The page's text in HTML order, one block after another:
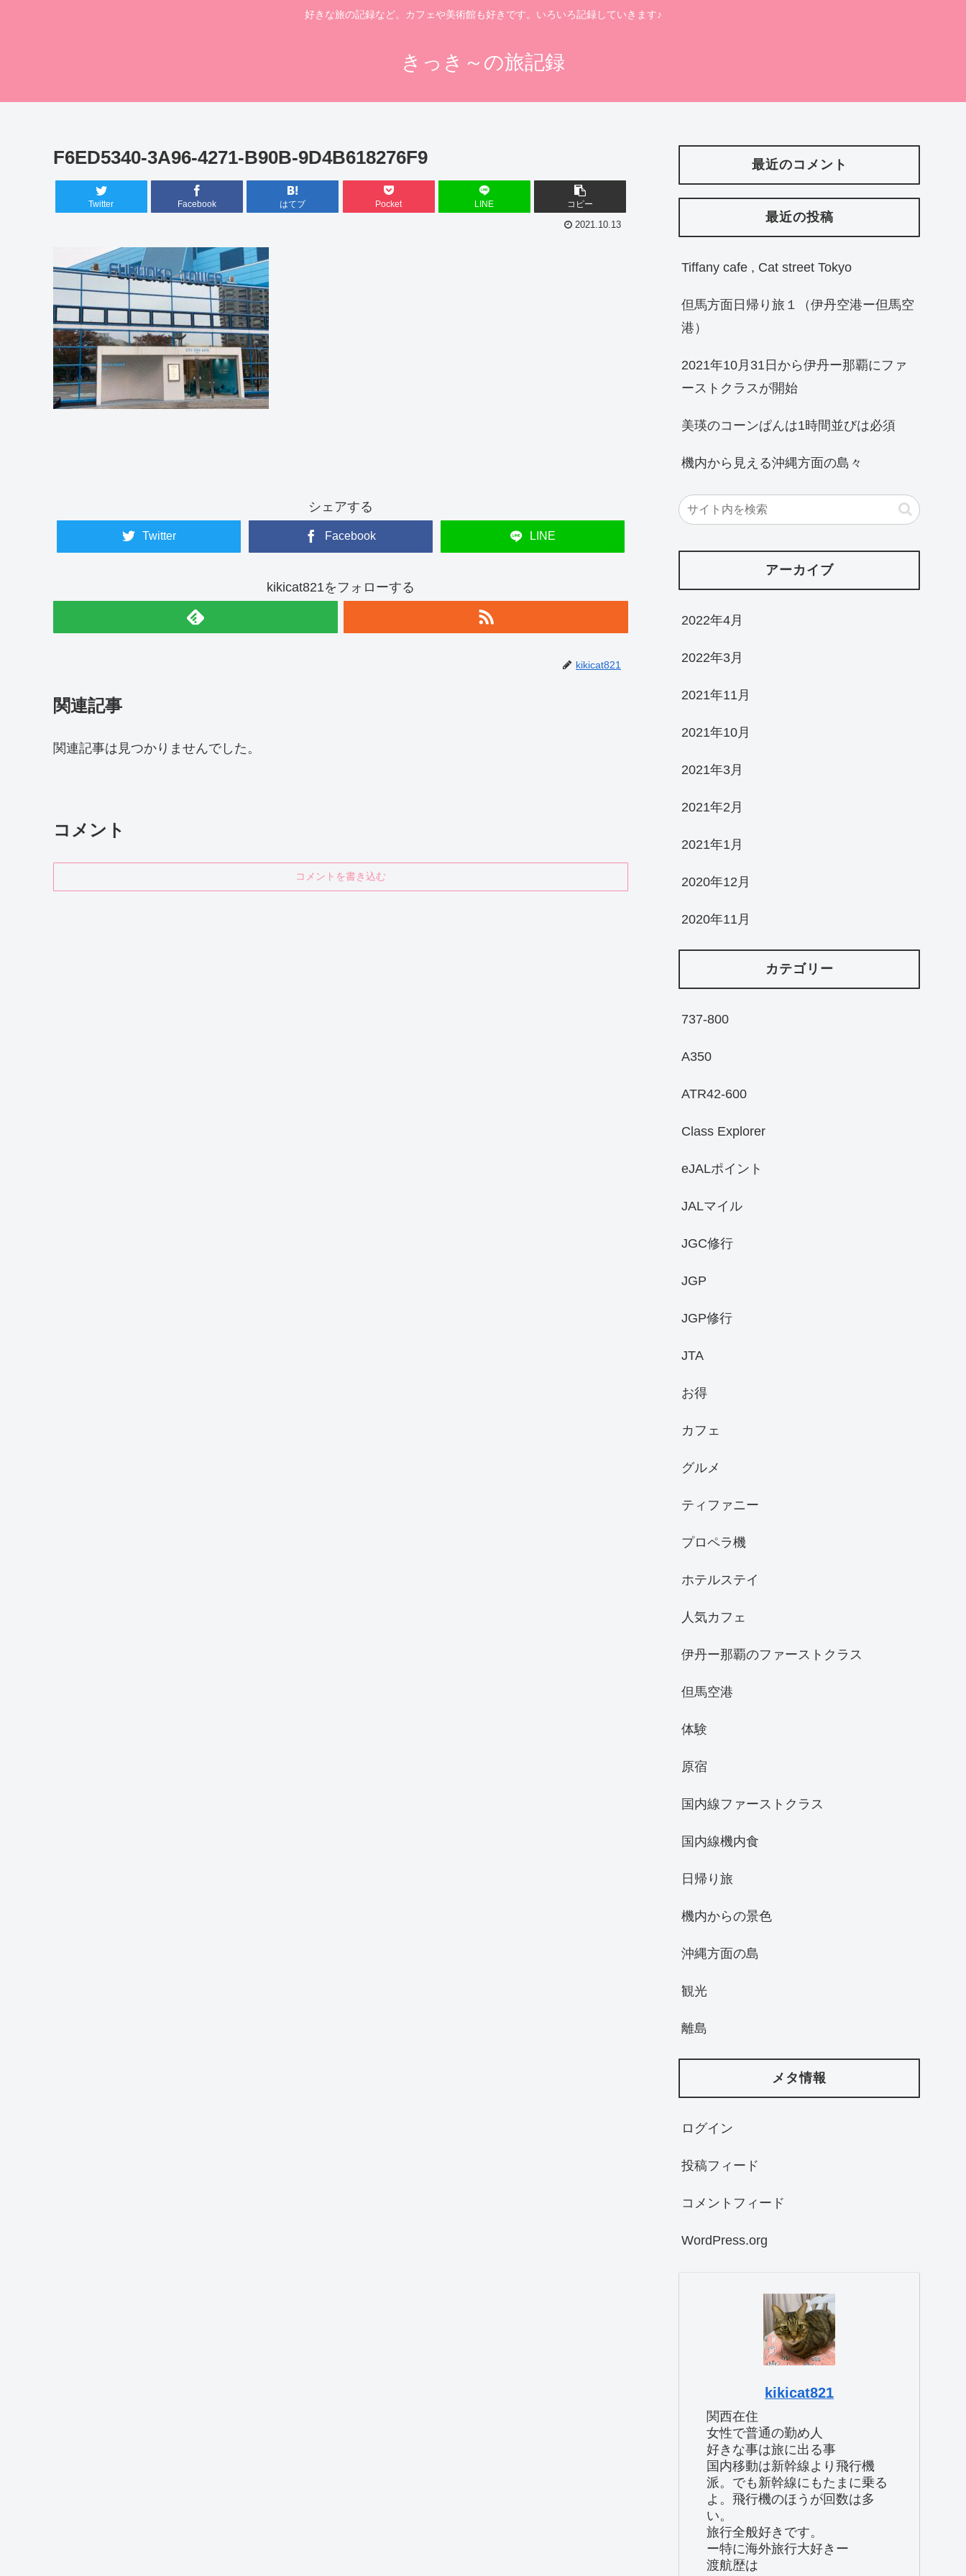
好きな旅の記録など。カフェや美術館も好きです。いろいろ記録していきます♪
きっき～の旅記録
F6ED5340-3A96-4271-B90B-9D4B618276F9
Twitter Facebook はてブ Pocket LINE コピー
2021.10.13
シェアする
Twitter Facebook LINE
kikicat821をフォローする
kikicat821
関連記事
関連記事は見つかりませんでした。
コメント
コメントを書き込む
最近のコメント
最近の投稿
Tiffany cafe , Cat street Tokyo
但馬方面日帰り旅１（伊丹空港ー但馬空
港）
2021年10月31日から伊丹ー那覇にファ
ーストクラスが開始
美瑛のコーンぱんは1時間並びは必須
機内から見える沖縄方面の島々
アーカイブ
2022年4月
2022年3月
2021年11月
2021年10月
2021年3月
2021年2月
2021年1月
2020年12月
2020年11月
カテゴリー
737-800
A350
ATR42-600
Class Explorer
eJALポイント
JALマイル
JGC修行
JGP
JGP修行
JTA
お得
カフェ
グルメ
ティファニー
プロペラ機
ホテルステイ
人気カフェ
伊丹ー那覇のファーストクラス
但馬空港
体験
原宿
国内線ファーストクラス
国内線機内食
日帰り旅
機内からの景色
沖縄方面の島
観光
離島
メタ情報
ログイン
投稿フィード
コメントフィード
WordPress.org
kikicat821
関西在住
女性で普通の勤め人
好きな事は旅に出る事
国内移動は新幹線より飛行機
派。でも新幹線にもたまに乗る
よ。飛行機のほうが回数は多
い。
旅行全般好きです。
ー特に海外旅行大好きー
渡航歴は